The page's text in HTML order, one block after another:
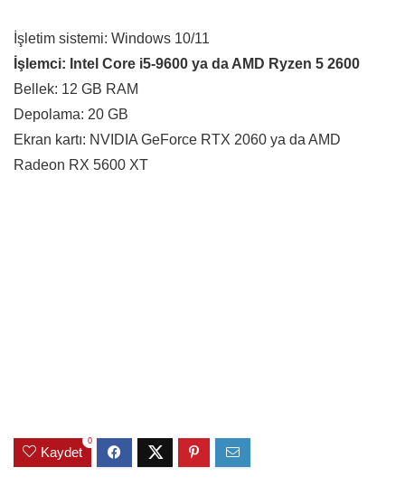
İşletim sistemi: Windows 10/11
İşlemci: Intel Core i5-9600 ya da AMD Ryzen 5 2600
Bellek: 12 GB RAM
Depolama: 20 GB
Ekran kartı: NVIDIA GeForce RTX 2060 ya da AMD
Radeon RX 5600 XT
Kaydet
0